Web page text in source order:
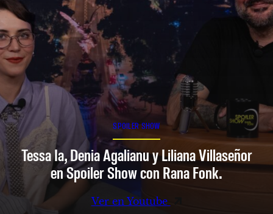
SPOILER SHOW
Tessa Ia, Denia Agalianu y Liliana Villaseñor
en Spoiler Show con Rana Fonk.
Ver en Youtube